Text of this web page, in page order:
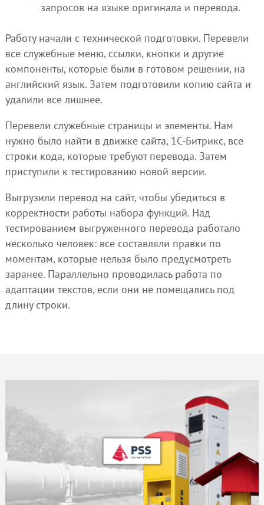
запросов на языке оригинала и перевода.
Работу начали с технической подготовки. Перевели
все служебные меню, ссылки, кнопки и другие
компоненты, которые были в готовом решении, на
английский язык. Затем подготовили копию сайта и
удалили все лишнее.
Перевели служебные страницы и элементы. Нам
нужно было найти в движке сайта, 1С-Битрикс, все
строки кода, которые требуют перевода. Затем
приступили к тестированию новой версии.
Выгрузили перевод на сайт, чтобы убедиться в
корректности работы набора функций. Над
тестированием выгруженного перевода работало
несколько человек: все составляли правки по
моментам, которые нельзя было предусмотреть
заранее. Параллельно проводилась работа по
адаптации текстов, если они не помещались под
длину строки.